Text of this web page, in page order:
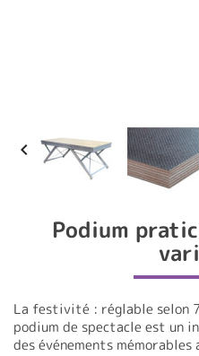

Podium
La festivité : réglable selon
podium de spectacle est un
des événements